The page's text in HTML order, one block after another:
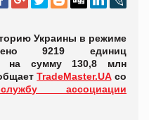
Украины в режиме
9219 единиц
на сумму 130,8 млн
TradeMaster.UAсо
службу ассоциации